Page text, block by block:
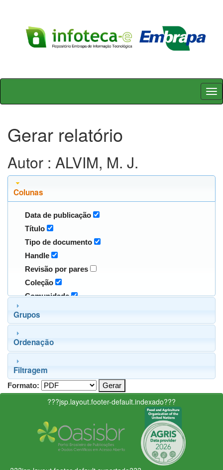
Skip
Gerar relatório
Autor : ALVIM, M. J.
Colunas
Data de publicação
Título
Tipo de documento
Handle
Revisão por pares
Coleção
Comunidade
Grupos
Ordenação
Filtragem
Formato:
???jsp.layout.footer-default.indexado???